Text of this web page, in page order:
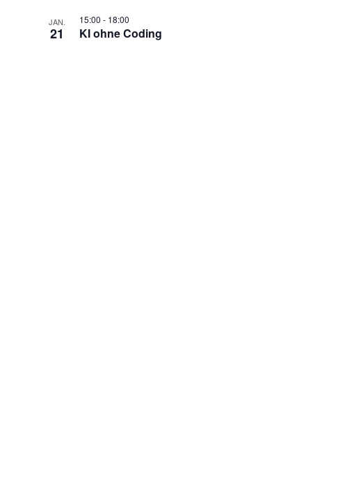
JAN.
21
15:00 - 18:00
KI ohne Coding